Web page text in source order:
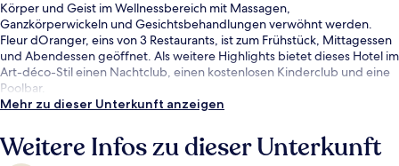
Körper und Geist im Wellnessbereich mit Massagen,
Ganzkörperwickeln und Gesichtsbehandlungen verwöhnt werden.
Fleur dOranger, eins von 3 Restaurants, ist zum Frühstück, Mittagessen
und Abendessen geöffnet. Als weitere Highlights bietet dieses Hotel im
Art-déco-Stil einen Nachtclub, einen kostenlosen Kinderclub und eine
Poolbar.
Mehr zu dieser Unterkunft anzeigen
Weitere Infos zu dieser Unterkunft